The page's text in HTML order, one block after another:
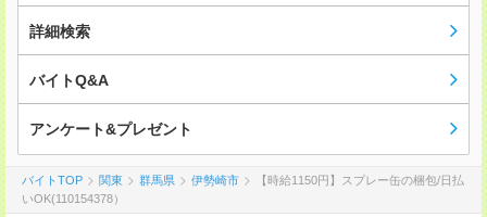
詳細検索
バイトQ&A
アンケート&プレゼント
バイトTOP 関東 群馬県 伊勢崎市
【時給1150円】スプレー缶の梱包/日払
いOK(110154378）